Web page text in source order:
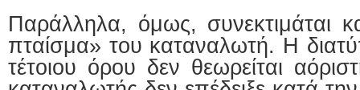
Παράλληλα, όμως, συνεκτιμάται
πταίσμα» του καταναλωτή. Η
τέτοιου όρου δεν θεωρείται